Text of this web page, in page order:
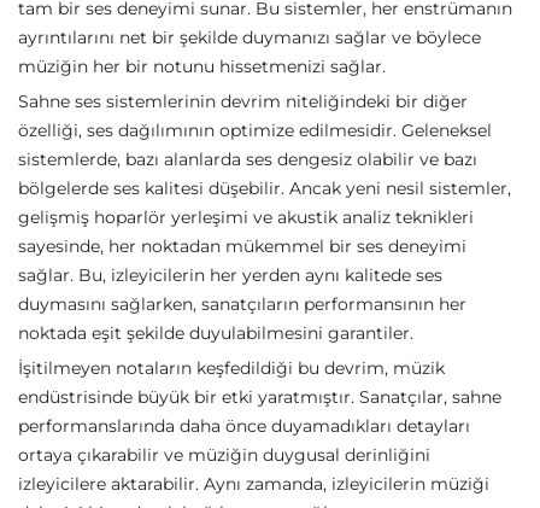
tam bir ses deneyimi sunar. Bu sistemler, her enstrümanın
ayrıntılarını net bir şekilde duymanızı sağlar ve böylece
müziğin her bir notunu hissetmenizi sağlar.
Sahne ses sistemlerinin devrim niteliğindeki bir diğer
özelliği, ses dağılımının optimize edilmesidir. Geleneksel
sistemlerde, bazı alanlarda ses dengesiz olabilir ve bazı
bölgelerde ses kalitesi düşebilir. Ancak yeni nesil sistemler,
gelişmiş hoparlör yerleşimi ve akustik analiz teknikleri
sayesinde, her noktadan mükemmel bir ses deneyimi
sağlar. Bu, izleyicilerin her yerden aynı kalitede ses
duymasını sağlarken, sanatçıların performansının her
noktada eşit şekilde duyulabilmesini garantiler.
İşitilmeyen notaların keşfedildiği bu devrim, müzik
endüstrisinde büyük bir etki yaratmıştır. Sanatçılar, sahne
performanslarında daha önce duyamadıkları detayları
ortaya çıkarabilir ve müziğin duygusal derinliğini
izleyicilere aktarabilir. Aynı zamanda, izleyicilerin müziği